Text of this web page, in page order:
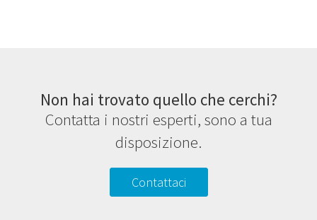
Non hai trovato quello che cerchi?
Contatta i nostri esperti, sono a tua
disposizione.
Contattaci